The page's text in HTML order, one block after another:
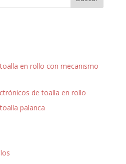
en rollo con mecanismo
de toalla en rollo
palanca